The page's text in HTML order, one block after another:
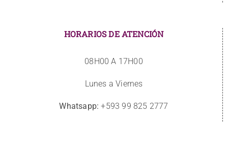
HORARIOS DE ATENCIÓN
08H00 A 17H00
Lunes a Viernes
Whatsapp: +593 99 825 2777